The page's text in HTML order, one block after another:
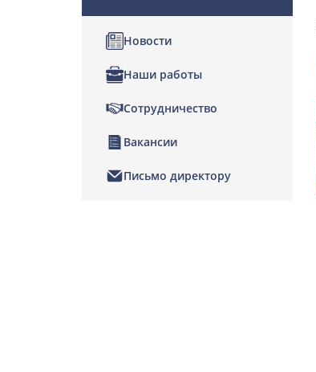
Новости
Наши работы
Сотрудничество
Вакансии
Письмо директору